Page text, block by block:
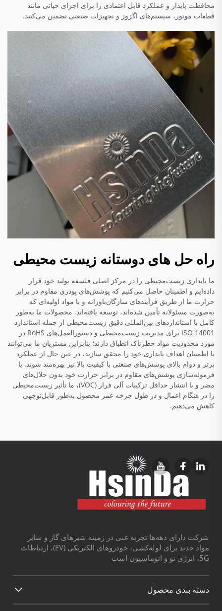
محافظت پایدار و عملکرد قابل اعتمادی را برای اجزای حیاتی مانند
قطعات موتور، سیستم‌های اگزوز و تجهیزات صنعتی تضمین می‌کنند.
راه حل های دوستانه زیست محیطی
ما پایداری زیست‌محیطی را در مرکز اصلی فلسفه تولید خود قرار
داده‌ایم و اطمینان حاصل می‌کنیم که پوشش‌های پودری مقاوم در برابر
حرارت ما از طریق فرآیندهای سازگان‌باورانه و با مواد اولیه‌ای که
به‌صورت مسئولانه تأمین شده‌اند، توسعه یافته‌اند. محصولات ما به‌طور
کامل با استانداردهای بین‌المللی دقیق زیست‌محیطی از جمله استاندارد
ISO 14001 برای مدیریت زیست‌محیطی و دستورالعمل‌های RoHS در
مورد محدودیت مواد خطرناک انطباق دارند؛ بنابراین مشتریان ما می‌توانند
با اطمینان اهداف پایداری خود را محقق سازند، در عین حال از عملکرد
برتر و دوام بالای پوشش‌های صنعتی با کیفیت بالا نیز بهره‌مند شوند. با
فرموله‌سازی پوشش‌های مقاوم در برابر حرارت خود بدون حلال‌های
مضر و با انتشار حداقل ترکیبات آلی فرار (VOC)، ما تأثیر زیست‌محیطی
را در هنگام اعمال و در طول چرخه عمر محصول به‌طور قابل‌توجهی
کاهش می‌دهیم.
شرکت دارای دهه‌ها تجربه غنی در زمینه شیرهای گاز و سایر
مواد جدید برای لوله‌کشی، خودروهای الکتریکی (EV)، ارتباطات
5G، انرژی نو و اتوماسیون است
دسته بندی محصول